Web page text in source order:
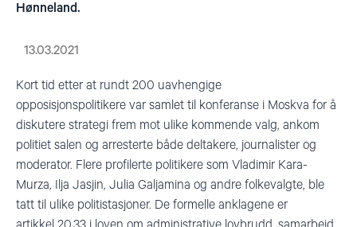
Hønneland.
13.03.2021
Kort tid etter at rundt 200 uavhengige
opposisjonspolitikere var samlet til konferanse i Moskva for å
diskutere strategi frem mot ulike kommende valg, ankom
politiet salen og arresterte både deltakere, journalister og
moderator. Flere profilerte politikere som Vladimir Kara-
Murza, Ilja Jasjin, Julia Galjamina og andre folkevalgte, ble
tatt til ulike politistasjoner. De formelle anklagene er